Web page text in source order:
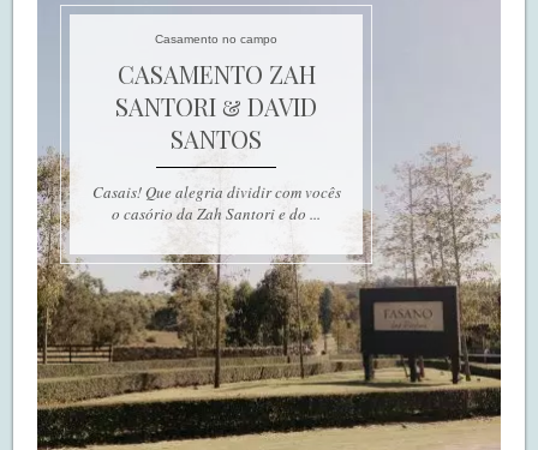
Casamento no campo
CASAMENTO ZAH
SANTORI & DAVID
SANTOS
Casais! Que alegria dividir com vocês
o casório da Zah Santori e do ...